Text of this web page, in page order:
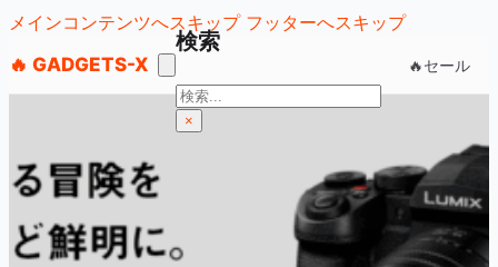
メインコンテンツへスキップ フッターへスキップ
🔥 GADGETS-X
🔥セール
検索
検
索×